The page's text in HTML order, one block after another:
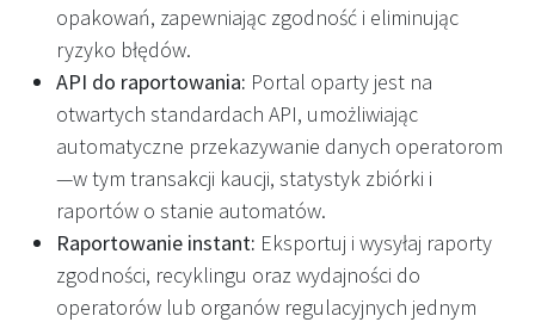
opakowań, zapewniając zgodność i eliminując
ryzyko błędów.
API do raportowania: Portal oparty jest na
otwartych standardach API, umożliwiając
automatyczne przekazywanie danych operatorom
—w tym transakcji kaucji, statystyk zbiórki i
raportów o stanie automatów.
Raportowanie instant: Eksportuj i wysyłaj raporty
zgodności, recyklingu oraz wydajności do
operatorów lub organów regulacyjnych jednym